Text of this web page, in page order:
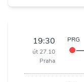
19:30
út 27.10
Praha
PRG